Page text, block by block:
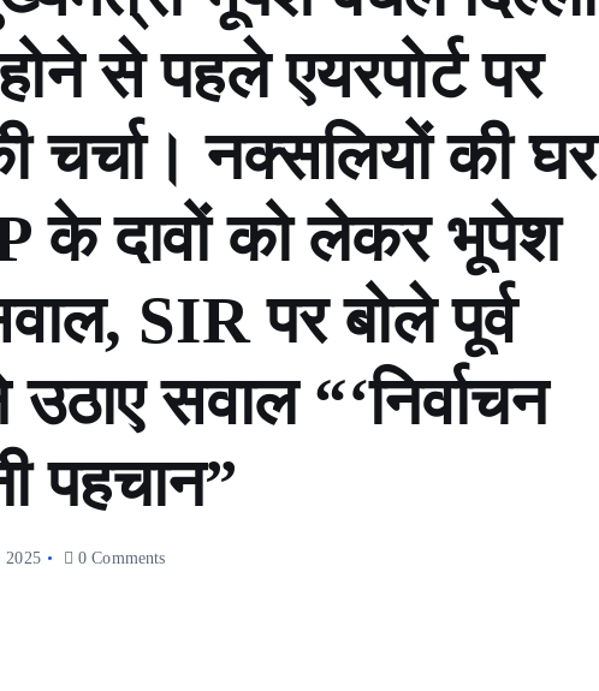
से पहले एयरपोर्ट पर
चर्चा। नक्सलियों की घर
के दावों को लेकर भूपेश
SIR पर बोले पूर्व
सवाल “‘निर्वाचन
पहचान”
2025 0 Comments